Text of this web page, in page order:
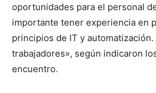
oportunidades para el personal
importante tener experiencia en
principios de IT y
trabajadores», según indicaron
encuentro.